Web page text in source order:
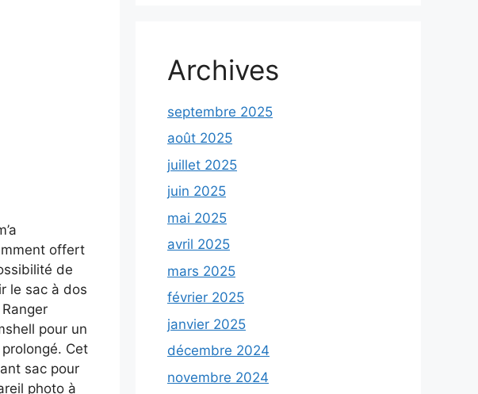
offert
de
le sac à dos
pour un
Cet
sac pour
photo à
Archives
septembre 2025
août 2025
juillet 2025
juin 2025
mai 2025
avril 2025
mars 2025
février 2025
janvier 2025
décembre 2024
novembre 2024